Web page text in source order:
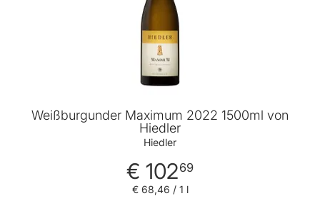
Weißburgunder Maximum 2022 1500ml von
Hiedler
Hiedler
€ 10269
€ 68,46 / 1 l